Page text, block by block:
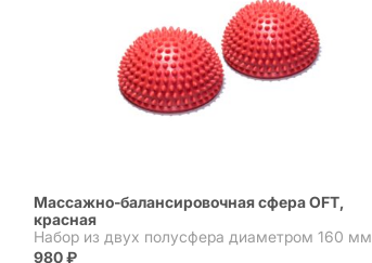
Массажно-балансировочная сфера OFT,
красная
Набор из двух полусфера диаметром 160 мм
980₽